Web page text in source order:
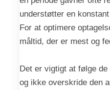
understøtter en
For at optimere
måltid, der er mest og
Det er vigtigt at følge
og ikke overskride den